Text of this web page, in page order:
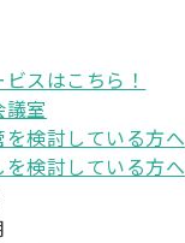
スはこちら！
室
検討している方へ
検討している方へ